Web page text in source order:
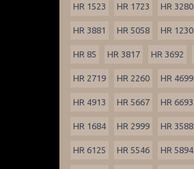
HR 1523 HR 1723 HR 3280
HR 3881 HR 5058 HR 1230
HR 85 HR 3817 HR 3692
HR 2719 HR 2260 HR 4699
HR 4913 HR 5667 HR 6693
HR 1684 HR 2999 HR 3588
HR 6125 HR 5546 HR 5894